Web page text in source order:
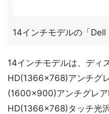
14インチモデルの「
14インチモデルは、ディ
HD(1366×768)アンチグ
(1600×900)アンチグレ
HD(1366×768)タッチ光